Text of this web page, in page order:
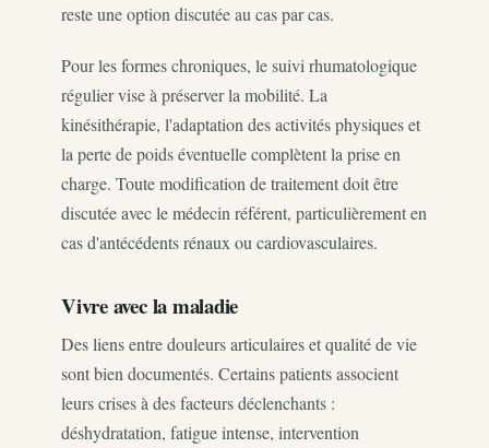
reste une option discutée au cas par cas.
Pour les formes chroniques, le suivi rhumatologique
régulier vise à préserver la mobilité. La
kinésithérapie, l'adaptation des activités physiques et
la perte de poids éventuelle complètent la prise en
charge. Toute modification de traitement doit être
discutée avec le médecin référent, particulièrement en
cas d'antécédents rénaux ou cardiovasculaires.
Vivre avec la maladie
Des liens entre douleurs articulaires et qualité de vie
sont bien documentés. Certains patients associent
leurs crises à des facteurs déclenchants :
déshydratation, fatigue intense, intervention